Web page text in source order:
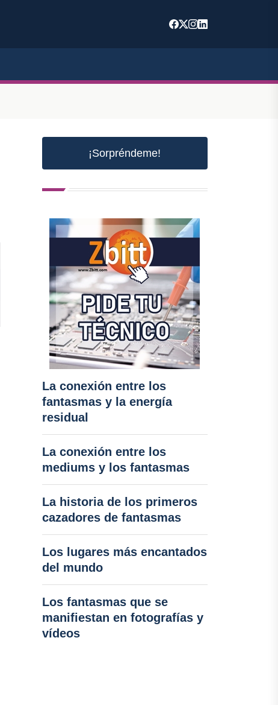
¡Sorpréndeme!
La conexión entre los
fantasmas y la energía
residual
La conexión entre los
mediums y los fantasmas
La historia de los primeros
cazadores de fantasmas
Los lugares más encantados
del mundo
Los fantasmas que se
manifiestan en fotografías y
vídeos